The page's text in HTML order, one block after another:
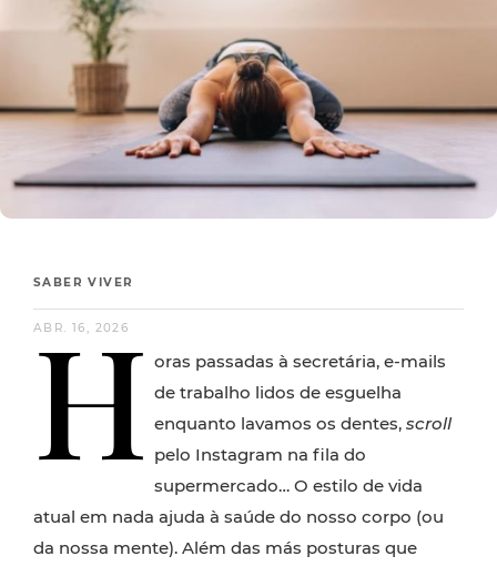
SABER VIVER
ABR. 16, 2026
H oras passadas à secretária, e-mails
de trabalho lidos de esguelha
enquanto lavamos os dentes, scroll
pelo Instagram na fila do
supermercado… O estilo de vida
atual em nada ajuda à saúde do nosso corpo (ou
da nossa mente). Além das más posturas que